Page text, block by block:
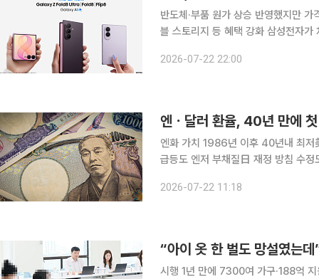
반도체·부품 원가 상승 반영했지만
블 스토리지 등 혜택 강화 삼성전자가 차세대 폴더블 스마트폰 ‘갤럭시 Z 폴드8’ 시리즈의 출고가를
등 핵심 부품 가격 상승으로 가격 인
2026-07-22 22:00
엔화 가치 1986년 이후 40년내 최저
급등도 엔저 부채질日 재정 방침 수
격히 악화되자 안전자산인 달러로 매
2026-07-22 11:18
“아이 옷 한 벌도 망설였는
시행 1년 만에 7300여 가구·188억